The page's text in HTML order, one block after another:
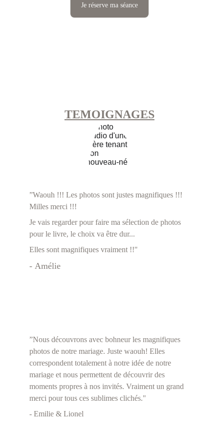
Je réserve ma séance
TEMOIGNAGES
”Waouh !!! Les photos sont justes magnifiques !!!
Milles merci !!!
Je vais regarder pour faire ma sélection de photos
pour le livre, le choix va être dur...
Elles sont magnifiques vraiment !!"
- Amélie
”Nous découvrons avec bohneur les magnifiques
photos de notre mariage. Juste waouh! Elles
correspondent totalement à notre idée de notre
mariage et nous permettent de découvrir des
moments propres à nos invités. Vraiment un grand
merci pour tous ces sublimes clichés."
- Emilie & Lionel